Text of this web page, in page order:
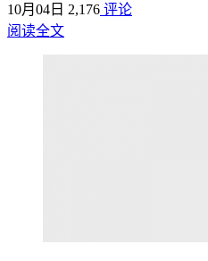
10月04日 2,176 评论
阅读全文